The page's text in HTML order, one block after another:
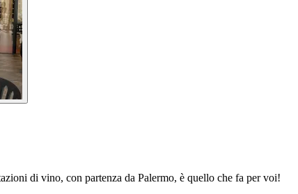
di vino, con partenza da Palermo, è quello che fa per voi!